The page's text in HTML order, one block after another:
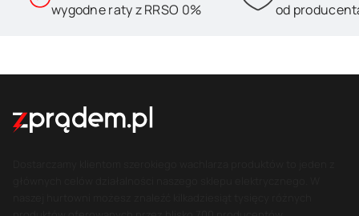
wygodne raty z RRSO 0%
od